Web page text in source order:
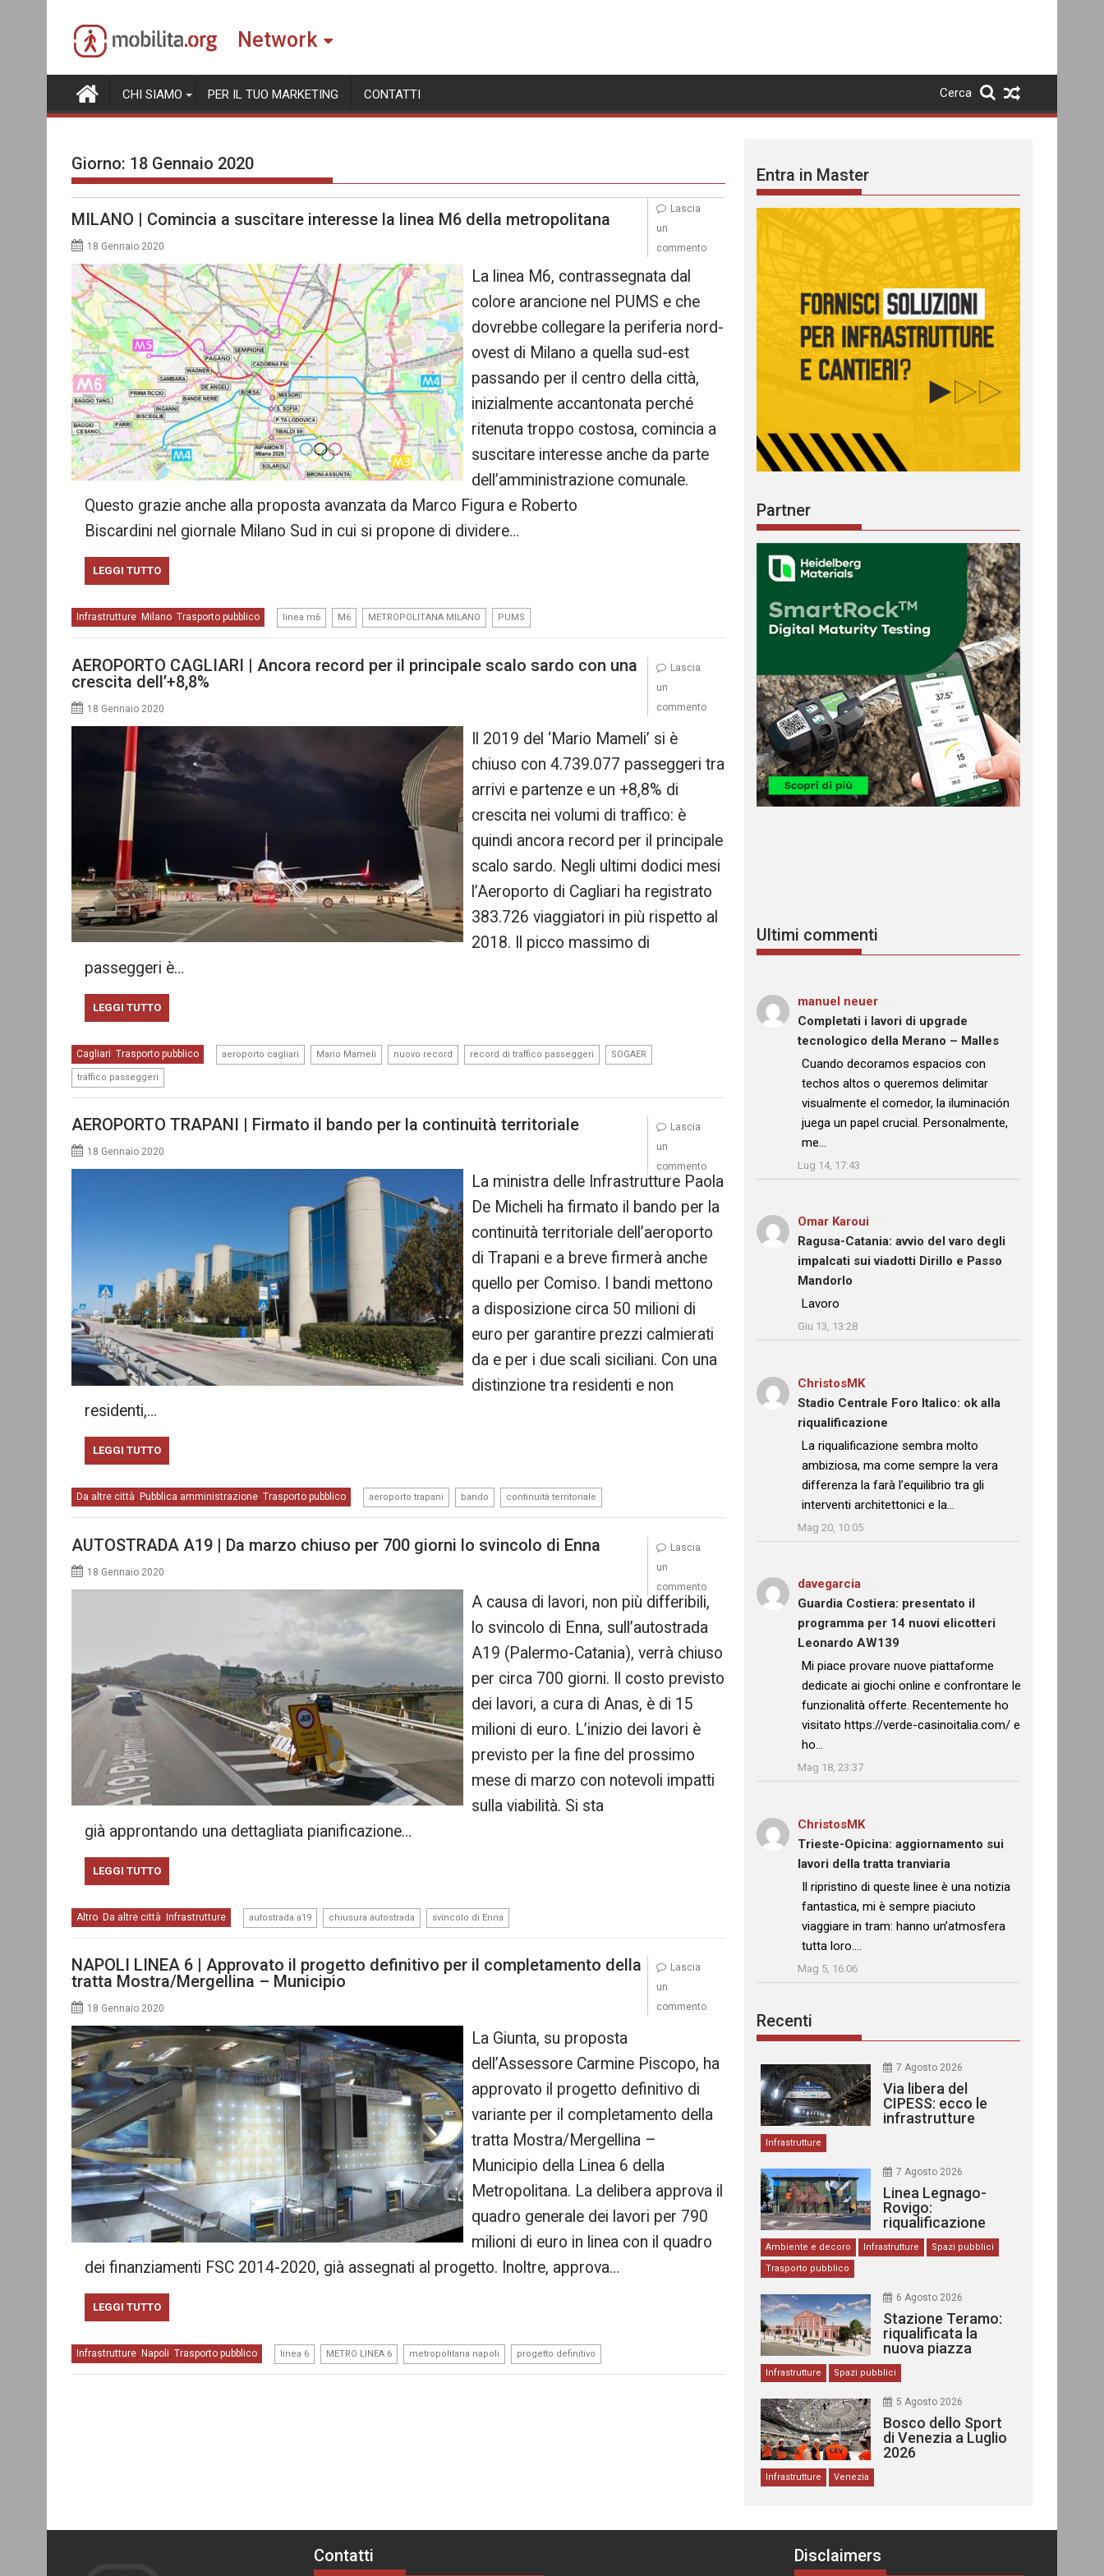
content
Network
CHI SIAMO PER IL TUO MARKETING CONTATTI Cerca
Giorno: 18 Gennaio 2020
MILANO | Comincia a suscitare interesse la linea M6 della metropolitana
18 Gennaio 2020
La linea M6, contrassegnata dal
colore arancione nel PUMS e che
dovrebbe collegare la periferia nord-
ovest di Milano a quella sud-est
passando per il centro della città,
inizialmente accantonata perché
ritenuta troppo costosa, comincia a
suscitare interesse anche da parte
dell’amministrazione comunale.
Questo grazie anche alla proposta avanzata da Marco Figura e Roberto
Biscardini nel giornale Milano Sud in cui si propone di dividere…
LEGGI TUTTO
Infrastrutture, Milano, Trasporto pubblico linea m6 M6 METROPOLITANA MILANO PUMS
Lascia
un
commento
AEROPORTO CAGLIARI | Ancora record per il principale scalo sardo con una
crescita dell’+8,8%
18 Gennaio 2020
Il 2019 del ‘Mario Mameli’ si è
chiuso con 4.739.077 passeggeri tra
arrivi e partenze e un +8,8% di
crescita nei volumi di traffico: è
quindi ancora record per il principale
scalo sardo. Negli ultimi dodici mesi
l’Aeroporto di Cagliari ha registrato
383.726 viaggiatori in più rispetto al
2018. Il picco massimo di
passeggeri è…
LEGGI TUTTO
Cagliari Trasporto pubblico aeroporto cagliari Mario Mameli nuovo record record di traffico passeggeri SOGAER
traffico passeggeri
Lascia
un
commento
AEROPORTO TRAPANI | Firmato il bando per la continuità territoriale
18 Gennaio 2020
La ministra delle Infrastrutture Paola
De Micheli ha firmato il bando per la
continuità territoriale dell’aeroporto
di Trapani e a breve firmerà anche
quello per Comiso. I bandi mettono
a disposizione circa 50 milioni di
euro per garantire prezzi calmierati
da e per i due scali siciliani. Con una
distinzione tra residenti e non
residenti,…
LEGGI TUTTO
Da altre città, Pubblica amministrazione, Trasporto pubblico aeroporto trapani bando continuità territoriale
Lascia
un
commento
AUTOSTRADA A19 | Da marzo chiuso per 700 giorni lo svincolo di Enna
18 Gennaio 2020
A causa di lavori, non più differibili,
lo svincolo di Enna, sull’autostrada
A19 (Palermo-Catania), verrà chiuso
per circa 700 giorni. Il costo previsto
dei lavori, a cura di Anas, è di 15
milioni di euro. L’inizio dei lavori è
previsto per la fine del prossimo
mese di marzo con notevoli impatti
sulla viabilità. Si sta
già approntando una dettagliata pianificazione…
LEGGI TUTTO
Altro Da altre città Infrastrutture autostrada a19 chiusura autostrada svincolo di Enna
Lascia
un
commento
NAPOLI LINEA 6 | Approvato il progetto definitivo per il completamento della
tratta Mostra/Mergellina – Municipio
18 Gennaio 2020
La Giunta, su proposta
dell’Assessore Carmine Piscopo, ha
approvato il progetto definitivo di
variante per il completamento della
tratta Mostra/Mergellina –
Municipio della Linea 6 della
Metropolitana. La delibera approva il
quadro generale dei lavori per 790
milioni di euro in linea con il quadro
dei finanziamenti FSC 2014-2020, già assegnati al progetto. Inoltre, approva…
LEGGI TUTTO
Infrastrutture, Napoli, Trasporto pubblico linea 6 METRO LINEA 6 metropolitana napoli progetto definitivo
Lascia
un
commento
Entra in Master
Partner
Ultimi commenti
manuel neuer
Completati i lavori di upgrade
tecnologico della Merano – Malles
: “
Cuando decoramos espacios con
techos altos o queremos delimitar
visualmente el comedor, la iluminación
juega un papel crucial. Personalmente,
me…
Lug 14, 17:43
Omar Karoui
Ragusa-Catania: avvio del varo degli
impalcati sui viadotti Dirillo e Passo
Mandorlo
: “Lavoro
Giu 13, 13:28
ChristosMKsu
Stadio Centrale Foro Italico: ok alla
riqualificazione
: “La riqualificazione sembra molto
ambiziosa, ma come sempre la vera
differenza la farà l’equilibrio tra gli
interventi architettonici e la…
Mag 20, 10:05
davegarcia
Guardia Costiera: presentato il
programma per 14 nuovi elicotteri
Leonardo AW139
: “
Mi piace provare nuove piattaforme
dedicate ai giochi online e confrontare le
funzionalità offerte. Recentemente ho
visitato https://verde-casinoitalia.com/ e
ho…
Mag 18, 23:37
ChristosMKsu
Trieste-Opicina: aggiornamento sui
lavori della tratta tranviaria
: “
Il ripristino di queste linee è una notizia
fantastica, mi è sempre piaciuto
viaggiare in tram: hanno un’atmosfera
tutta loro.…
Mag 5, 16:06
Recenti
7 Agosto 2026
Via libera del
CIPESS: ecco le
infrastrutture
Infrastrutture
7 Agosto 2026
Linea Legnago-
Rovigo:
riqualificazione
delle stazioni
Ambiente e decoro Infrastrutture
Spazi pubblici
Trasporto pubblico
6 Agosto 2026
Stazione Teramo:
riqualificata la
nuova piazza
urbana
Infrastrutture Spazi pubblici
5 Agosto 2026
Bosco dello Sport
di Venezia a Luglio
2026
Infrastrutture Venezia
Contatti Disclaimers